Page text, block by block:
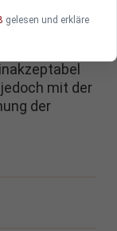
vorläufig nur
mit der
der
gelesen und erkläre